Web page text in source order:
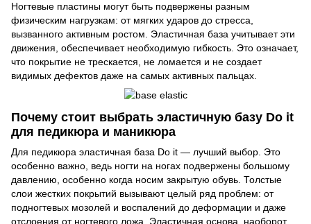
Ногтевые пластины могут быть подвержены разным
физическим нагрузкам: от мягких ударов до стресса,
вызванного активным ростом. Эластичная база учитывает эти
движения, обеспечивает необходимую гибкость. Это означает,
что покрытие не трескается, не ломается и не создает
видимых дефектов даже на самых активных пальцах.
Почему стоит выбрать эластичную базу Do it
для педикюра и маникюра
Для педикюра эластичная база Do it — лучший выбор. Это
особенно важно, ведь ногти на ногах подвержены большому
давлению, особенно когда носим закрытую обувь. Толстые
слои жестких покрытий вызывают целый ряд проблем: от
подногтевых мозолей и воспалений до деформации и даже
отслоения от ногтевого ложа. Эластичная основа, наоборот,